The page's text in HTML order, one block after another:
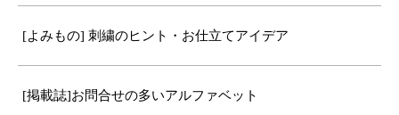
[よみもの] 刺繍のヒント・お仕立てアイデア
[掲載誌]お問合せの多いアルファベット